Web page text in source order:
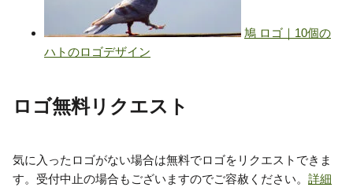
ロゴ無料リクエスト
気に入ったロゴがない場合は無料でロゴをリクエストできま
す。受付中止の場合もございますのでご容赦ください。 詳細